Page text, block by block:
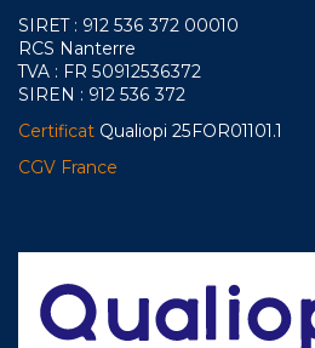
SIRET : 912 536 372 00010
RCS Nanterre
TVA : FR 50912536372
SIREN : 912 536 372
Certificat Qualiopi 25FOR01101.1
CGV France